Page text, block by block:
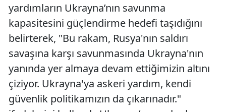
yardımların Ukrayna’nın savunma
kapasitesini güçlendirme hedefi taşıdığını
belirterek, "Bu rakam, Rusya'nın saldırı
savaşına karşı savunmasında Ukrayna'nın
yanında yer almaya devam ettiğimizin altını
çiziyor. Ukrayna'ya askeri yardım, kendi
güvenlik politikamızın da çıkarınadır."